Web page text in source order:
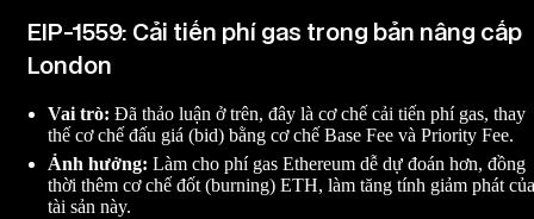
EIP-1559: Cải tiến phí gas trong bản nâng cấp
London
Vai trò: Đã thảo luận ở trên, đây là cơ chế cải tiến phí gas, thay
thế cơ chế đấu giá (bid) bằng cơ chế Base Fee và Priority Fee.
Ảnh hưởng: Làm cho phí gas Ethereum dễ dự đoán hơn, đồng
thời thêm cơ chế đốt (burning) ETH, làm tăng tính giảm phát của
tài sản này.